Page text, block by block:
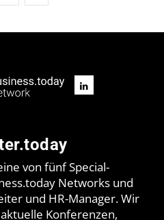
von fünf Special-
Networks und
und HR-Manager. Wir
Konferenzen,